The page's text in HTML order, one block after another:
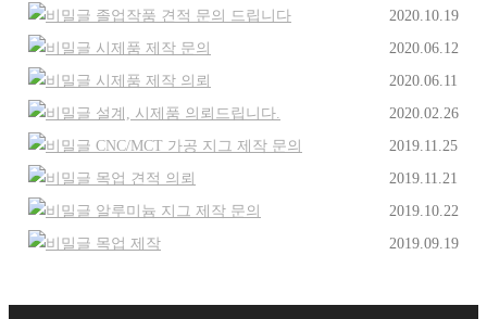
졸업작품 견적 문의 드립니다
2020.10.19
시제품 제작 문의
2020.06.12
시제품 제작 의뢰
2020.06.11
설계, 시제품 의뢰드립니다.
2020.02.26
CNC/MCT 가공 지그 제작 문의
2019.11.25
목업 견적 의뢰
2019.11.21
알루미늄 지그 제작 문의
2019.10.22
목업 제작
2019.09.19